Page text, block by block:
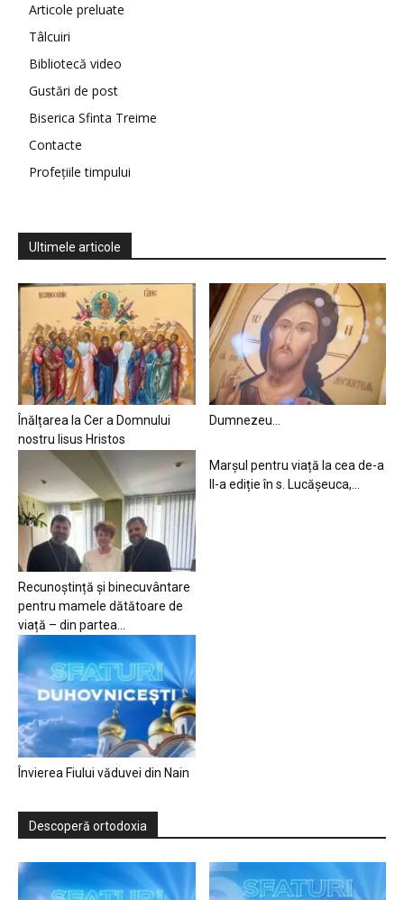
Articole preluate
Tâlcuiri
Bibliotecă video
Gustări de post
Biserica Sfinta Treime
Contacte
Profețiile timpului
Ultimele articole
Înălțarea la Cer a Domnului
nostru Iisus Hristos
Dumnezeu…
Recunoștință și binecuvântare
pentru mamele dătătoare de
viață – din partea...
Marșul pentru viață la cea de-a
II-a ediție în s. Lucășeuca,...
Învierea Fiului văduvei din Nain
Descoperă ortodoxia